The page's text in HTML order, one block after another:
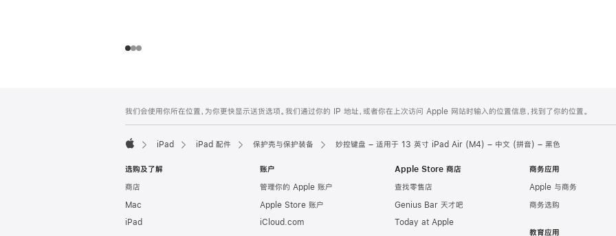
页
脚
注
我们会使用你所在位置，为你更快显示送货选项。我们通过你的 IP 地址，或者你在上次访问 Apple 网站时输入的位置信息，找到了你的位置。
iPad iPad 配件 保护壳与保护装备 妙控键盘 – 适用于 13 英寸 iPad Air (M4) – 中文 (拼音) – 黑色
选购及了解
商店
Mac
iPad
账户
管理你的 Apple 账户
Apple Store 账户
iCloud.com
Apple Store 商店
查找零售店
Genius Bar 天才吧
Today at Apple
商务应用
Apple 与商务
商务选购
教育应用